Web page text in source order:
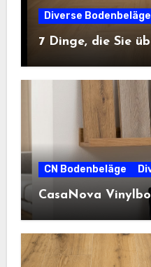
Diverse Bodenbeläge
7 Dinge, die Sie
CN Bodenbeläge
CasaNova